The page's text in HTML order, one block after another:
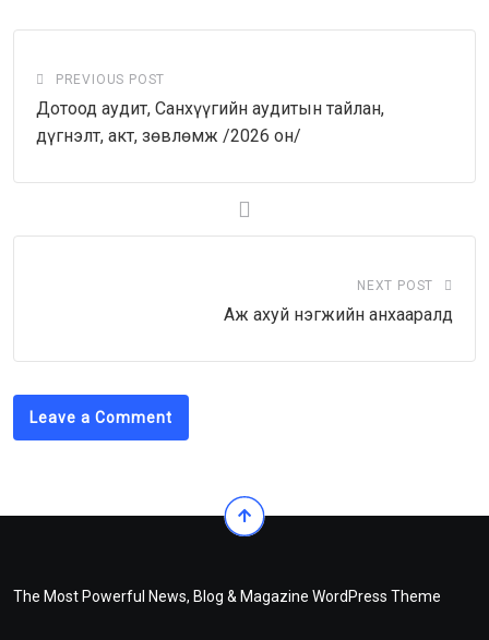
PREVIOUS POST
Дотоод аудит, Санхүүгийн аудитын тайлан,
дүгнэлт, акт, зөвлөмж /2026 он/
NEXT POST
Аж ахуй нэгжийн анхааралд
Leave a Comment
The Most Powerful News, Blog & Magazine WordPress Theme